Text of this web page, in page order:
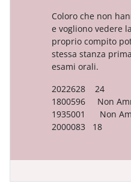
Coloro che non
e vogliono vedere
proprio compito
stessa stanza
esami orali.
2022628 24
1800596 Non
1935001 Non
2000083 18